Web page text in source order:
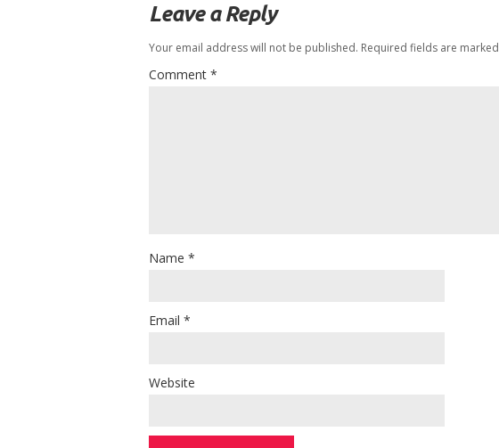
Leave a Reply
Your email address will not be published. Required fields are marked
Comment *
Name *
Email *
Website